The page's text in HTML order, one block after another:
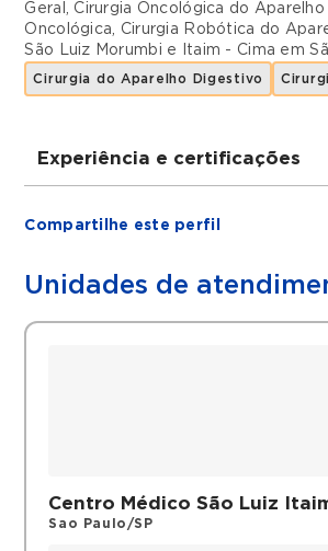
Geral , Cirurgia Oncológica do
Oncológica, Cirurgia Robótica do
São Luiz Morumbi e Itaim - Cima em
Cirurgia do Aparelho Digestivo
Experiência e certificações
Cirurgia do Aparelho
Histórico
Graduação pela
Compartilhe este perfil
Unidades de
Centro Médico São Luiz
Sao Paulo/SP